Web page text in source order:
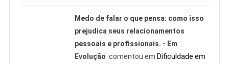
Medo de falar o que pensa: como isso
prejudica seus relacionamentos
pessoais e profissionais. - Em
Evolução comentou emDificuldade em